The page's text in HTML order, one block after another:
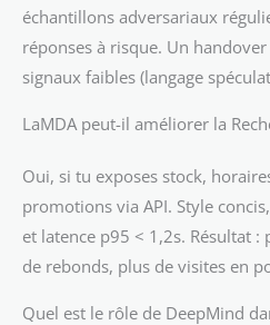
échantillons adversariaux
réponses à risque. Un
signaux faibles (langage
LaMDA peut-il améliorer la
Oui, si tu exposes stock,
promotions via API. Style
et latence p95 < 1,2s. Résultat :
de rebonds, plus de visites en
Quel est le rôle de DeepMind